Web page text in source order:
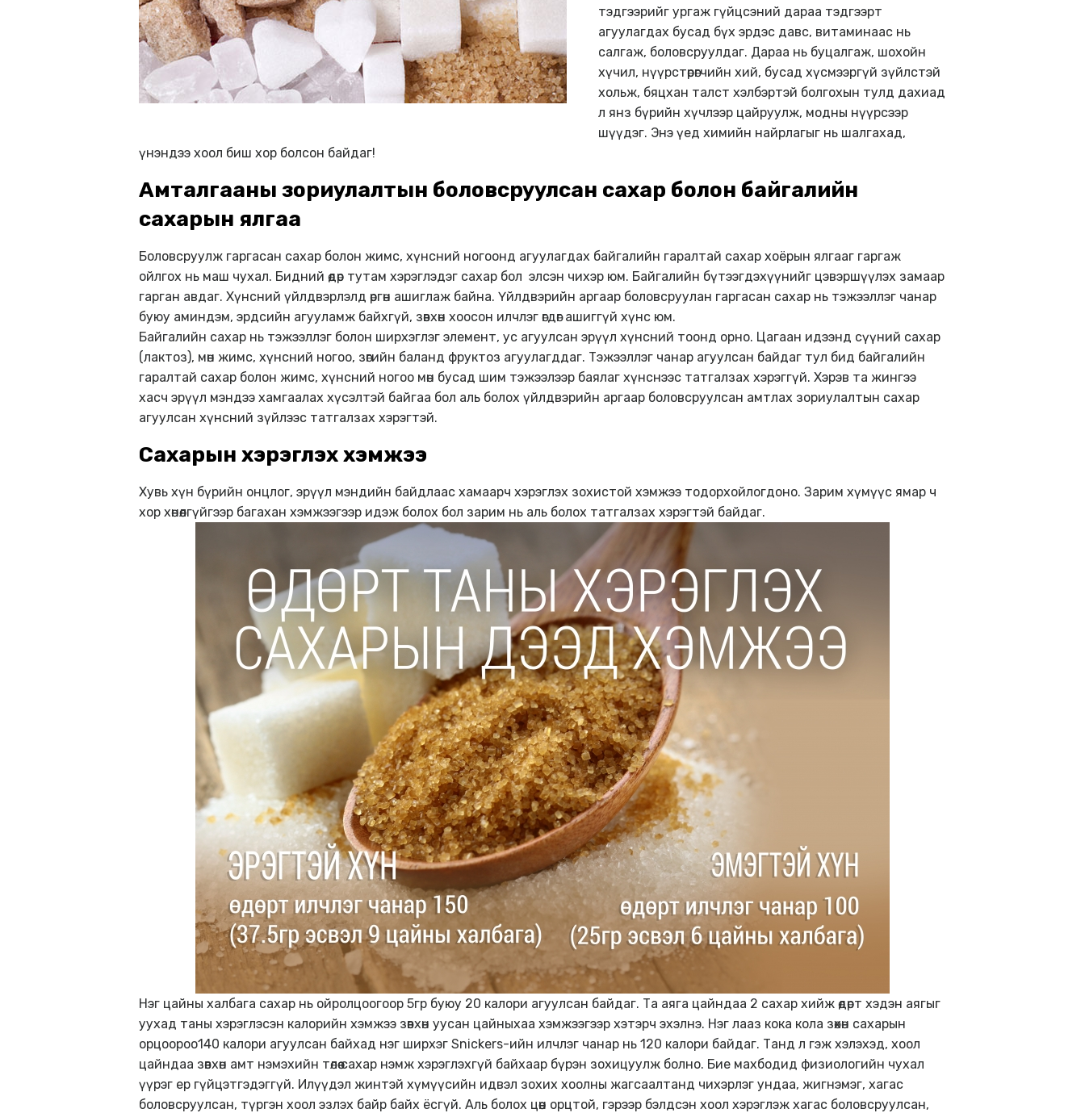
тэдгээрийг ургаж гүйцсэний дараа тэдгээрт
агуулагдах бусад бүх эрдэс давс, витаминаас нь
салгаж, боловсруулдаг. Дараа нь буцалгаж, шохойн
хүчил, нүүрстөрөгчийн хий, бусад хүсмээргүй зүйлстэй
хольж, бяцхан талст хэлбэртэй болгохын тулд дахиад
л янз бүрийн хүчлээр цайруулж, модны нүүрсээр
шүүдэг. Энэ үед химийн найрлагыг нь шалгахад,
үнэндээ хоол биш хор болсон байдаг!
Амталгааны зориулалтын боловсруулсан сахар болон байгалийн
сахарын ялгаа
Боловсруулж гаргасан сахар болон жимс, хүнсний ногоонд агуулагдах байгалийн гаралтай сахар хоёрын ялгааг гаргаж
ойлгох нь маш чухал. Бидний өдөр тутам хэрэглэдэг сахар бол элсэн чихэр юм. Байгалийн бүтээгдэхүүнийг цэвэршүүлэх замаар
гарган авдаг. Хүнсний үйлдвэрлэлд өргөн ашиглаж байна. Үйлдвэрийн аргаар боловсруулан гаргасан сахар нь тэжээллэг чанар
буюу аминдэм, эрдсийн агууламж байхгүй, зөвхөн хоосон илчлэг өгдөг ашиггүй хүнс юм.
Байгалийн сахар нь тэжээллэг болон ширхэглэг элемент, ус агуулсан эрүүл хүнсний тоонд орно. Цагаан идээнд сүүний сахар
(лактоз), мөн жимс, хүнсний ногоо, зөгийн баланд фруктоз агуулагддаг. Тэжээллэг чанар агуулсан байдаг тул бид байгалийн
гаралтай сахар болон жимс, хүнсний ногоо мөн бусад шим тэжээлээр баялаг хүнснээс татгалзах хэрэггүй. Хэрэв та жингээ
хасч эрүүл мэндээ хамгаалах хүсэлтэй байгаа бол аль болох үйлдвэрийн аргаар боловсруулсан амтлах зориулалтын сахар
агуулсан хүнсний зүйлээс татгалзах хэрэгтэй.
Сахарын хэрэглэх хэмжээ
Хувь хүн бүрийн онцлог, эрүүл мэндийн байдлаас хамаарч хэрэглэх зохистой хэмжээ тодорхойлогдоно. Зарим хүмүүс ямар ч
хор хөнөөлгүйгээр багахан хэмжээгээр идэж болох бол зарим нь аль болох татгалзах хэрэгтэй байдаг.
Нэг цайны халбага сахар нь ойролцоогоор 5гр буюу 20 калори агуулсан байдаг. Та аяга цайндаа 2 сахар хийж өдөрт хэдэн аягыг
уухад таны хэрэглэсэн калорийн хэмжээ зөвхөн уусан цайныхаа хэмжээгээр хэтэрч эхэлнэ. Нэг лааз кока кола зөхөн сахарын
орцоороо140 калори агуулсан байхад нэг ширхэг Snickers-ийн илчлэг чанар нь 120 калори байдаг. Танд л гэж хэлэхэд, хоол
цайндаа зөвхөн амт нэмэхийн төлөө сахар нэмж хэрэглэхгүй байхаар бүрэн зохицуулж болно. Бие махбодид физиологийн чухал
үүрэг ер гүйцэтгэдэггүй. Илүүдэл жинтэй хүмүүсийн идвэл зохих хоолны жагсаалтанд чихэрлэг ундаа, жигнэмэг, хагас
боловсруулсан, түргэн хоол эзлэх байр байх ёсгүй. Аль болох цөөн орцтой, гэрээр бэлдсэн хоол хэрэглэж хагас боловсруулсан,